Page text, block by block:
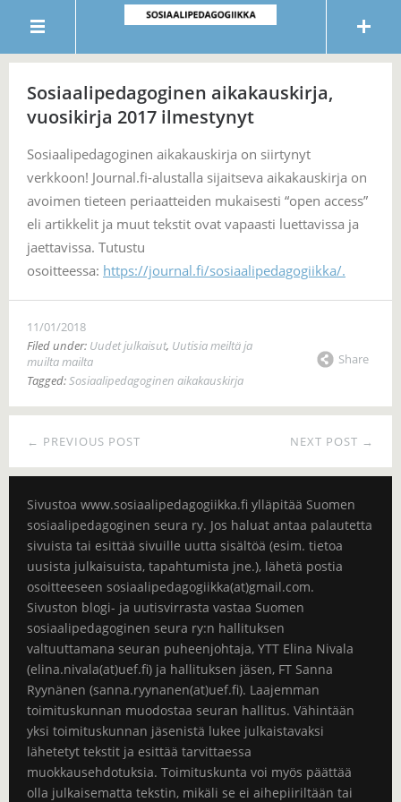
Sosiaalipedagoginen aikakauskirja,
vuosikirja 2017 ilmestynyt
Sosiaalipedagoginen aikakauskirja on siirtynyt
verkkoon! Journal.fi-alustalla sijaitseva aikakauskirja on
avoimen tieteen periaatteiden mukaisesti “open access”
eli artikkelit ja muut tekstit ovat vapaasti luettavissa ja
jaettavissa. Tutustu
osoitteessa: https://journal.fi/sosiaalipedagogiikka/.
11/01/2018
Filed under: Uudet julkaisut, Uutisia meiltä ja
muilta mailta
Tagged:Sosiaalipedagoginen aikakauskirja
Share
NEXT POST →
← PREVIOUS POST
Sivustoa www.sosiaalipedagogiikka.fi ylläpitää Suomen
sosiaalipedagoginen seura ry. Jos haluat antaa palautetta
sivuista tai esittää sivuille uutta sisältöä (esim. tietoa
uusista julkaisuista, tapahtumista jne.), lähetä postia
osoitteeseen sosiaalipedagogiikka(at)gmail.com.
Sivuston blogi- ja uutisvirrasta vastaa Suomen
sosiaalipedagoginen seura ry:n hallituksen
valtuuttamana seuran puheenjohtaja, YTT Elina Nivala
(elina.nivala(at)uef.fi) ja hallituksen jäsen, FT Sanna
Ryynänen (sanna.ryynanen(at)uef.fi). Laajemman
toimituskunnan muodostaa seuran hallitus. Vähintään
yksi toimituskunnan jäsenistä lukee julkaistavaksi
lähetetyt tekstit ja esittää tarvittaessa
muokkausehdotuksia. Toimituskunta voi myös päättää
olla julkaisematta tekstin, mikäli se ei aihepiiriltään tai